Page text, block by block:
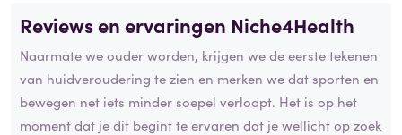
Reviews en ervaringen Niche4Health
Naarmate we ouder worden, krijgen we de eerste tekenen
van huidveroudering te zien en merken we dat sporten en
bewegen net iets minder soepel verloopt. Het is op het
moment dat je dit begint te ervaren dat je wellicht op zoek